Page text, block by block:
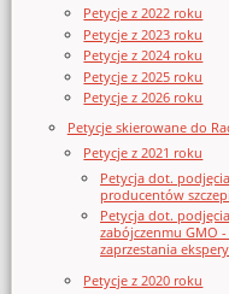
Petycje z 2022 roku
Petycje z 2023 roku
Petycje z 2024 roku
Petycje z 2025 roku
Petycje z 2026 roku
Petycje skierowane do
Petycje z 2021 roku
Petycja dot.
producentów
Petycja dot.
zabójczenmu GMO
zaprzestania
Petycje z 2020 roku